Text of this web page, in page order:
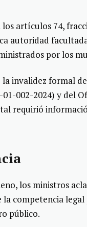
artículos 74,
autoridad
por los
la invalidez formal
002-2024) y del
requirió
los ministros
competencia
público.